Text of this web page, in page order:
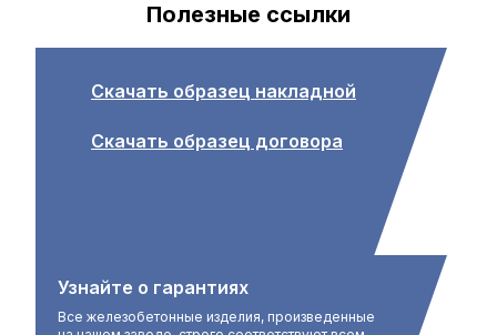
Полезные ссылки
Скачать образец накладной
Скачать образец договора
Узнайте о гарантиях
Все железобетонные изделия, произведенные